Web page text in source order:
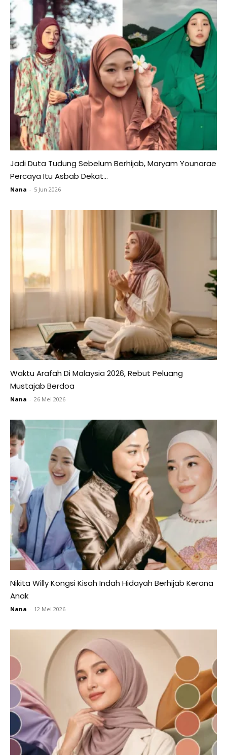
Jadi Duta Tudung Sebelum Berhijab, Maryam Younarae
Percaya Itu Asbab Dekat...
Nana - 5 Jun 2026
Waktu Arafah Di Malaysia 2026, Rebut Peluang
Mustajab Berdoa
Nana - 26 Mei 2026
Nikita Willy Kongsi Kisah Indah Hidayah Berhijab Kerana
Anak
Nana - 12 Mei 2026